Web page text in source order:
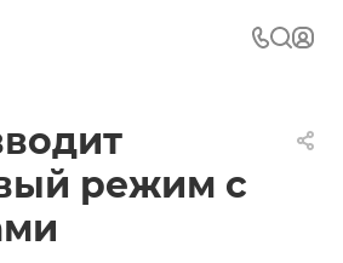
режим с